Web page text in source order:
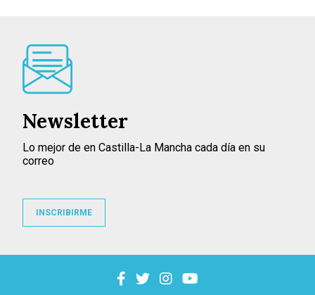
Newsletter
Lo mejor de en Castilla-La Mancha cada día en su
correo
INSCRIBIRME